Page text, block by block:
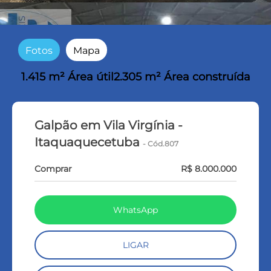
Fotos Mapa
1.415 m² Área útil 2.305 m² Área construída
Galpão em Vila Virgínia -
Itaquaquecetuba - Cód.807
Comprar R$ 8.000.000
WhatsApp
LIGAR